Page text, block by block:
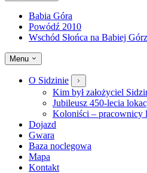
Babia Góra
Powódź 2010
Wschód Słońca na Babiej
Menu
O Sidzinie
Kim był założyciel
Jubileusz 450-lecia
Koloniści – pracownicy
Dojazd
Gwara
Baza noclegowa
Mapa
Kontakt